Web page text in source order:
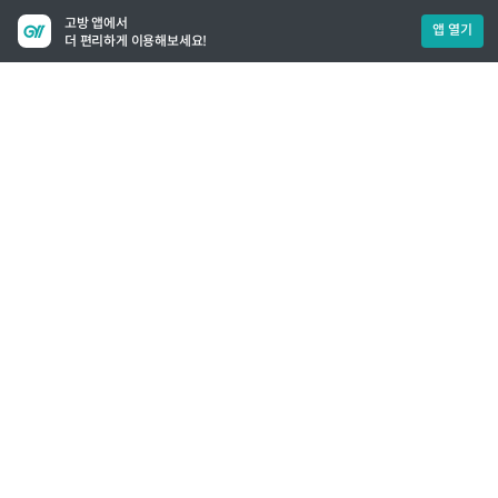
고방 앱에서
더 편리하게 이용해보세요!
앱 열기